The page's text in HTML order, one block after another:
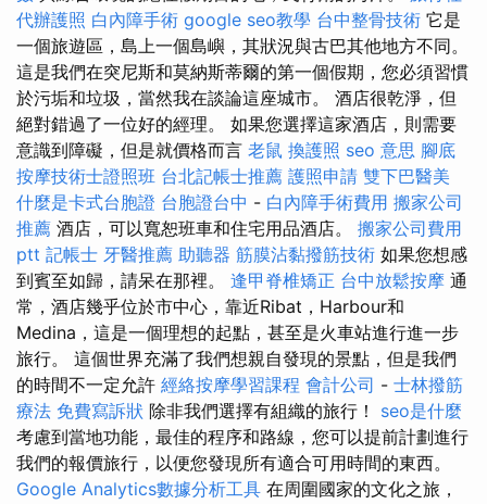
代辦護照 白內障手術 google seo教學 台中整骨技術 它是
一個旅遊區，島上一個島嶼，其狀況與古巴其他地方不同。
這是我們在突尼斯和莫納斯蒂爾的第一個假期，您必須習慣
於污垢和垃圾，當然我在談論這座城市。 酒店很乾淨，但
絕對錯過了一位好的經理。 如果您選擇這家酒店，則需要
意識到障礙，但是就價格而言 老鼠 換護照 seo 意思 腳底
按摩技術士證照班 台北記帳士推薦 護照申請 雙下巴醫美
什麼是卡式台胞證 台胞證台中 - 白內障手術費用 搬家公司
推薦 酒店，可以寬恕班車和住宅用品酒店。 搬家公司費用
ptt 記帳士 牙醫推薦 助聽器 筋膜沾黏撥筋技術 如果您想感
到賓至如歸，請呆在那裡。 逢甲脊椎矯正 台中放鬆按摩 通
常，酒店幾乎位於市中心，靠近Ribat，Harbour和
Medina，這是一個理想的起點，甚至是火車站進行進一步
旅行。 這個世界充滿了我們想親自發現的景點，但是我們
的時間不一定允許 經絡按摩學習課程 會計公司 - 士林撥筋
療法 免費寫訴狀 除非我們選擇有組織的旅行！ seo是什麼
考慮到當地功能，最佳的程序和路線，您可以提前計劃進行
我們的報價旅行，以便您發現所有適合可用時間的東西。
Google Analytics數據分析工具 在周圍國家的文化之旅，